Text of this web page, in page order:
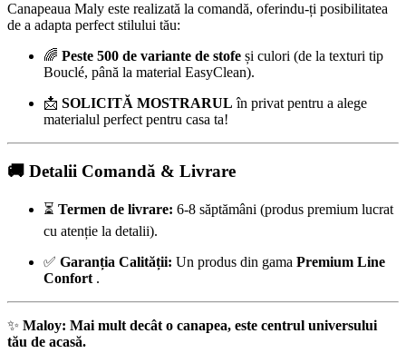
Canapeaua Maly este realizată la comandă, oferindu-ți posibilitatea
de a adapta perfect stilului tău:
🌈 Peste 500 de variante de stofe și culori (de la texturi tip
Bouclé, până la material EasyClean).
📩 SOLICITĂ MOSTRARUL în privat pentru a alege
materialul perfect pentru casa ta!
🚚 Detalii Comandă & Livrare
⏳ Termen de livrare: 6-8 săptămâni (produs premium lucrat
cu atenție la detalii).
✅ Garanția Calității: Un produs din gama Premium Line
Confort .
✨ Maloy: Mai mult decât o canapea, este centrul universului
tău de acasă.